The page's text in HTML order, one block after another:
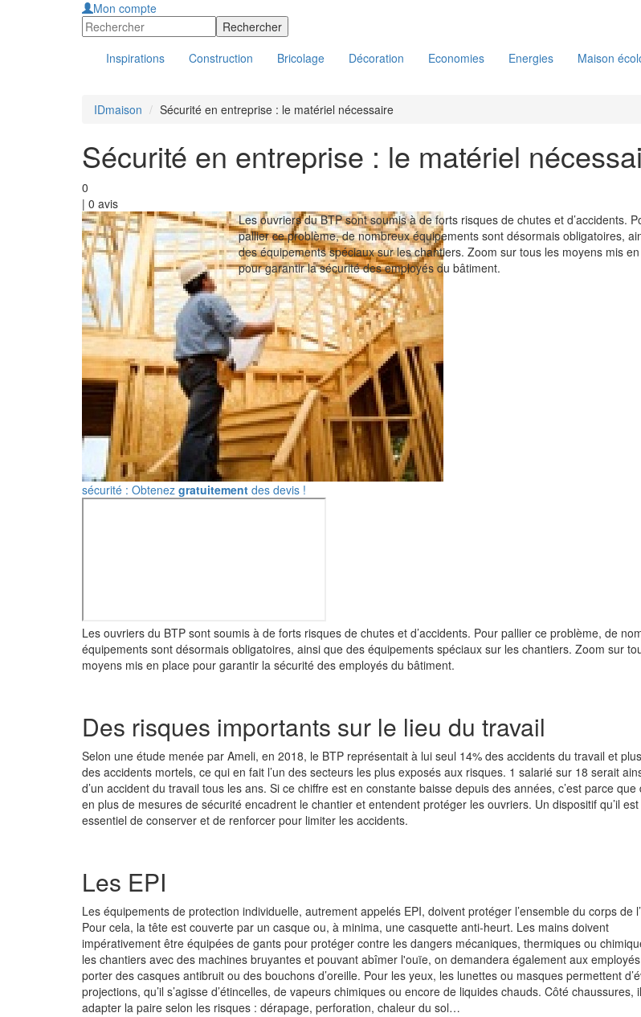
Mon compte
Inspirations Construction Bricolage Décoration Economies Energies Maison
IDmaison Sécurité en entreprise : le matériel nécessaire
Sécurité en entreprise : le matériel
0
| 0 avis
Les ouvriers du BTP sont soumis à de forts risques de chutes et d’accidents.
pallier ce problème, de nombreux équipements sont désormais obligatoires,
des équipements spéciaux sur les chantiers. Zoom sur tous les moyens mis
pour garantir la sécurité des employés du bâtiment.
sécurité : Obtenez gratuitement des devis !
Les ouvriers du BTP sont soumis à de forts risques de chutes et d’accidents. Pour pallier ce problème, de
équipements sont désormais obligatoires, ainsi que des équipements spéciaux sur les chantiers. Zoom sur
moyens mis en place pour garantir la sécurité des employés du bâtiment.
Des risques importants sur le lieu du travail
Selon une étude menée par Ameli, en 2018, le BTP représentait à lui seul 14% des accidents du travail et
des accidents mortels, ce qui en fait l’un des secteurs les plus exposés aux risques. 1 salarié sur 18 serait
d’un accident du travail tous les ans. Si ce chiffre est en constante baisse depuis des années, c’est parce que
en plus de mesures de sécurité encadrent le chantier et entendent protéger les ouvriers. Un dispositif qu’il est
essentiel de conserver et de renforcer pour limiter les accidents.
Les EPI
Les équipements de protection individuelle, autrement appelés EPI, doivent protéger l’ensemble du corps de
Pour cela, la tête est couverte par un casque ou, à minima, une casquette anti-heurt. Les mains doivent
impérativement être équipées de gants pour protéger contre les dangers mécaniques, thermiques ou
les chantiers avec des machines bruyantes et pouvant abîmer l'ouïe, on demandera également aux
porter des casques antibruit ou des bouchons d’oreille. Pour les yeux, les lunettes ou masques permettent
projections, qu’il s’agisse d’étincelles, de vapeurs chimiques ou encore de liquides chauds. Côté chaussures,
adapter la paire selon les risques : dérapage, perforation, chaleur du sol…